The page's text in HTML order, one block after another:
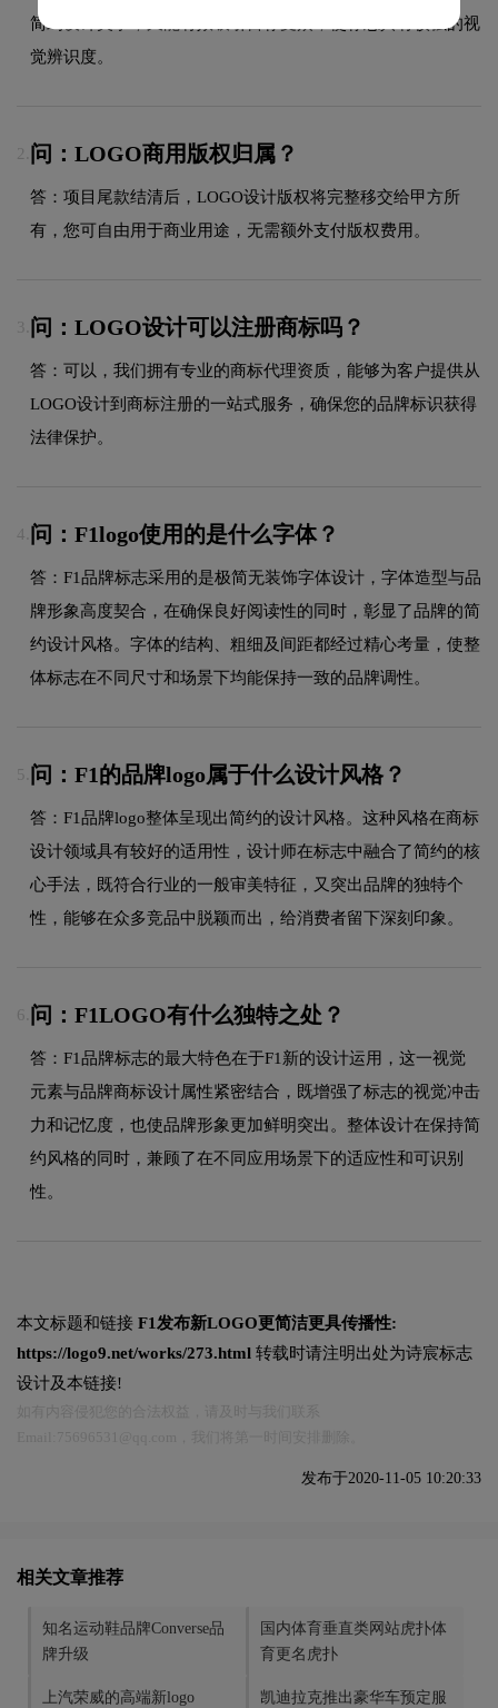
简约设计美学，又能有效吸引目标受众，使标志具有较强的视
觉辨识度。
2. 问：LOGO商用版权归属？
答：项目尾款结清后，LOGO设计版权将完整移交给甲方所
有，您可自由用于商业用途，无需额外支付版权费用。
3. 问：LOGO设计可以注册商标吗？
答：可以，我们拥有专业的商标代理资质，能够为客户提供从
LOGO设计到商标注册的一站式服务，确保您的品牌标识获得
法律保护。
4. 问：F1logo使用的是什么字体？
答：F1品牌标志采用的是极简无装饰字体设计，字体造型与品
牌形象高度契合，在确保良好阅读性的同时，彰显了品牌的简
约设计风格。字体的结构、粗细及间距都经过精心考量，使整
体标志在不同尺寸和场景下均能保持一致的品牌调性。
5. 问：F1的品牌logo属于什么设计风格？
答：F1品牌logo整体呈现出简约的设计风格。这种风格在商标
设计领域具有较好的适用性，设计师在标志中融合了简约的核
心手法，既符合行业的一般审美特征，又突出品牌的独特个
性，能够在众多竞品中脱颖而出，给消费者留下深刻印象。
6. 问：F1LOGO有什么独特之处？
答：F1品牌标志的最大特色在于F1新的设计运用，这一视觉
元素与品牌商标设计属性紧密结合，既增强了标志的视觉冲击
力和记忆度，也使品牌形象更加鲜明突出。整体设计在保持简
约风格的同时，兼顾了在不同应用场景下的适应性和可识别
性。
本文标题和链接 F1发布新LOGO更简洁更具传播性:
https://logo9.net/works/273.html 转载时请注明出处为诗宸标志
设计及本链接!
发布于2020-11-05 10:20:33
相关文章推荐
知名运动鞋品牌Converse品
牌升级
国内体育垂直类网站虎扑体
育更名虎扑
上汽荣威的高端新logo 凯迪拉克推出豪华车预定服